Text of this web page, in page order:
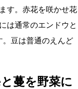
す。赤花を咲かせ花
は通常のエンドウと
。豆は普通のえんど
蔓を野菜に